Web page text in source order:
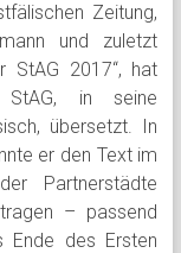
Zeitung,
und zuletzt
StAG 2017“, hat
in seine
übersetzt. In
er den Text im
Partnerstädte
– passend
Ende des Ersten